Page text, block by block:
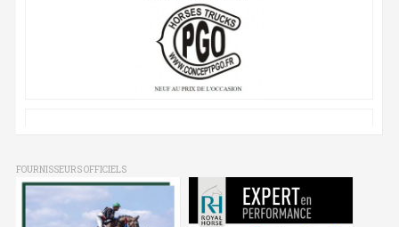
FOURNISSEURS OFFICIELS